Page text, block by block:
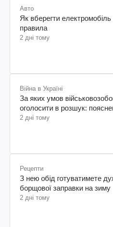
Авто
Як вберегти електромобіль
правила
2 дні тому
Війна в Україні
За яких умов
оголосити в розшук:
2 дні тому
Рецепти
З нею обід готуватимете
борщової заправки на зиму
2 дні тому